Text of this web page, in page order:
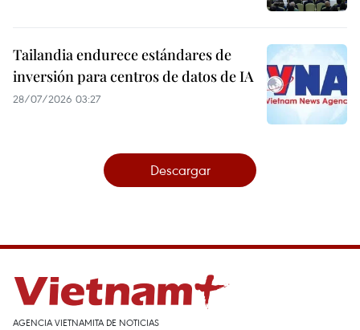
Tailandia endurece estándares de
inversión para centros de datos de IA
28/07/2026 03:27
Descargar
AGENCIA VIETNAMITA DE NOTICIAS